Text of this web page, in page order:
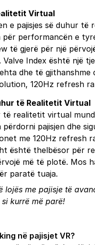
Virtual
e pajisjes së duhur
për performancën e
të gjerë për një
Index është një
dhe të
120Hz refresh
të Realitetit Virtual
të realitetit virtual
pajisjen dhe
me 120Hz refresh
është thelbësor për
më të plotë. Mos
paratë tuaja.
lojës me pajisje të
kurrë më parë!
në pajisjet VR?